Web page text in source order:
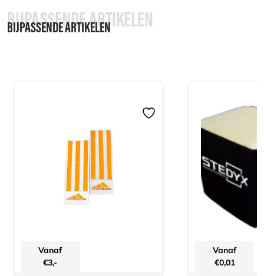
BIJPASSENDE ARTIKELEN
BIJPASSENDE ARTIKELEN
Vanaf
€3,-
Vanaf
€0,01